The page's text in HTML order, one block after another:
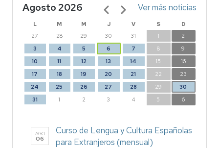
Agosto 2026
L M M J V S
D
27
28 29 30 31 1
2
3
4 5 6 7 8
9
10
11 12 13 14 15
16
17
18 19 20 21 22
23
24
25 26 27 28 29
30
31
1 2 3 4 5 6
Paginación Ver más noticias
AGO
06
Curso de Lengua y Cultura Españolas
para Extranjeros (mensual)